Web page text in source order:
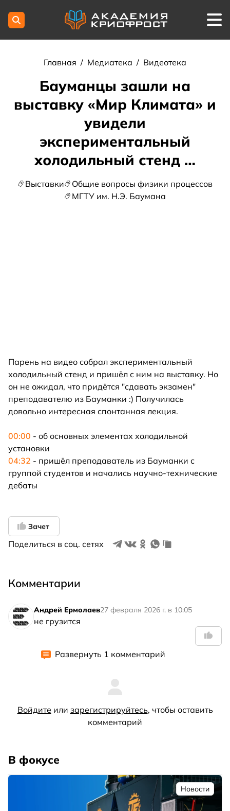
Главная / Медиатека / Видеотека
Бауманцы зашли на
выставку «Мир Климата» и
увидели
экспериментальный
холодильный стенд …
Выставки
Общие вопросы физики процессов
МГТУ им. Н.Э. Баумана
Парень на видео собрал экспериментальный
холодильный стенд и пришёл с ним на выставку. Но
он не ожидал, что придётся "сдавать экзамен"
преподавателю из Бауманки :) Получилась
довольно интересная спонтанная лекция.
00:00 - об основных элементах холодильной
установки
04:32 - пришёл преподаватель из Бауманки с
группой студентов и начались научно-технические
дебаты
Зачет
Поделиться в соц. сетях
Комментарии
Андрей Ермолаев27 февраля 2026 г. в 10:05
не грузится
Развернуть 1 комментарий
Войдите или зарегистрируйтесь, чтобы оставить
комментарий
В фокусе
Новости